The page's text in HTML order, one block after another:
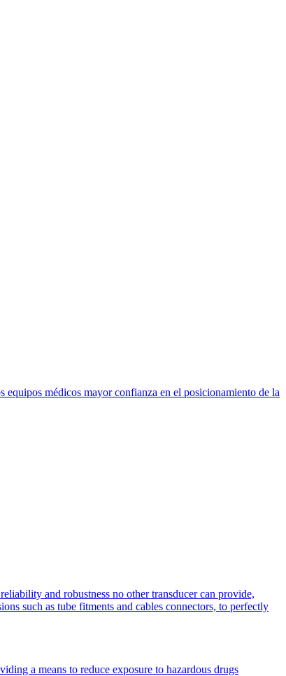
médicos mayor confianza en el posicionamiento de la
and robustness no other transducer can provide,
such as tube fitments and cables connectors, to perfectly
a means to reduce exposure to hazardous drugs